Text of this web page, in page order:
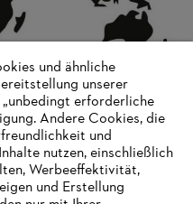
und ähnliche
unserer
erforderliche
Andere Cookies, die
und
nutzen, einschließlich
Werbeeffektivität,
und Erstellung